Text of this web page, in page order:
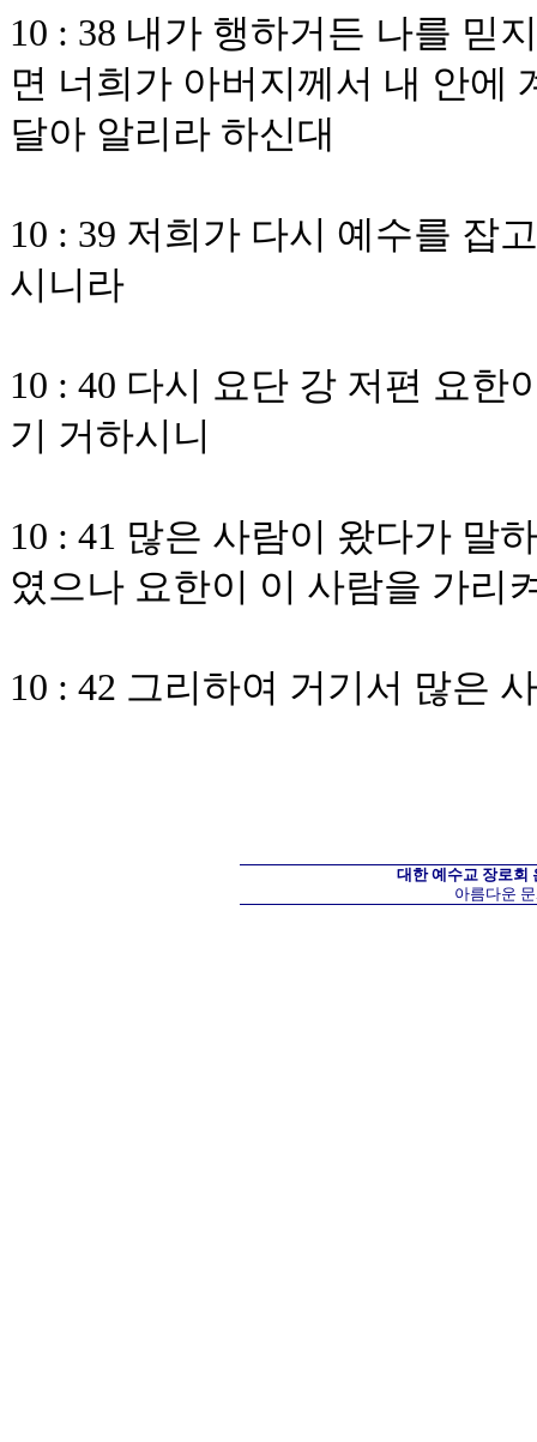
10 : 38 내가 행하거든 나를 믿
면 너희가 아버지께서 내 안에
달아 알리라 하신대
10 : 39 저희가 다시 예수를 잡
시니라
10 : 40 다시 요단 강 저편 요한
기 거하시니
10 : 41 많은 사람이 왔다가 말
였으나 요한이 이 사람을 가리
10 : 42 그리하여 거기서 많은
대한 예수교 장로회
아름다운